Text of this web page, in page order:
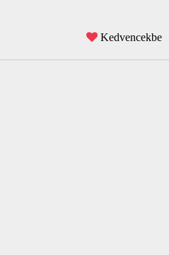
Kedvencekbe